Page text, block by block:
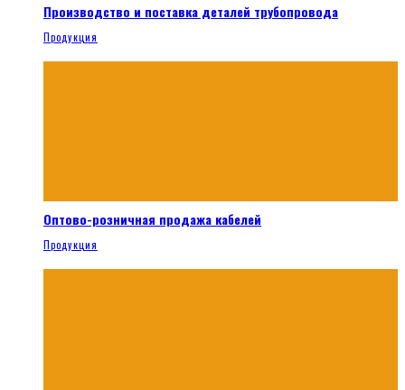
Производство и поставка деталей трубопровода
Продукция
Оптово-розничная продажа кабелей
Продукция